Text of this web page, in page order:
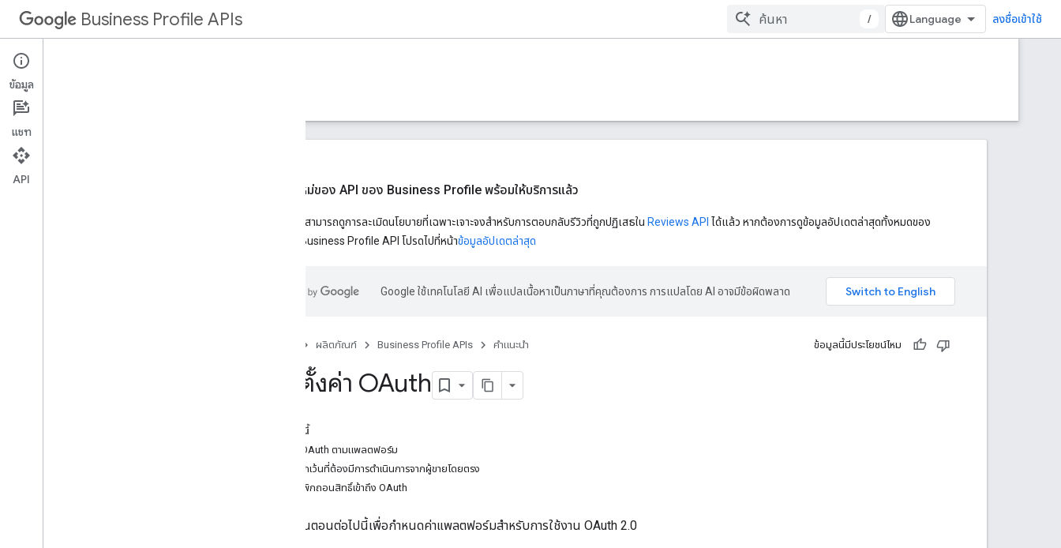
Business Profile APIs / ลงชื่อเข้าใช้
คำแนะนำ
ฟีเจอร์ใหม่ของ API ของ Business Profile พร้อมให้บริการแล้ว
ตอนนี้คุณสามารถดูการละเมิดนโยบายที่เฉพาะเจาะจงสำหรับการตอบกลับรีวิวที่ถูกปฏิเสธใน Reviews API ได้แล้ว หากต้องการดูข้อมูลอัปเดตล่าสุดทั้งหมดของ
Google Business Profile API โปรดไปที่หน้าข้อมูลอัปเดตล่าสุด
Google ใช้เทคโนโลยี AI เพื่อแปลเนื้อหาเป็นภาษาที่คุณต้องการ การแปลโดย AI อาจมีข้อผิดพลาด
ผลิตภัณฑ์ Business Profile APIs คำแนะนำ ข้อมูลนี้มีประโยชน์ไหม
การตั้งค่า OAuth
ในหน้านี้
การใช้ OAuth ตามแพลตฟอร์ม
ข้อยกเว้นที่ต้องมีการดำเนินการจากผู้ขายโดยตรง
การเพิกถอนสิทธิ์เข้าถึง OAuth
ทําตามขั้นตอนต่อไปนี้เพื่อกําหนดค่าแพลตฟอร์มสําหรับการใช้งาน OAuth 2.0
ข้อมูล
แชท
API